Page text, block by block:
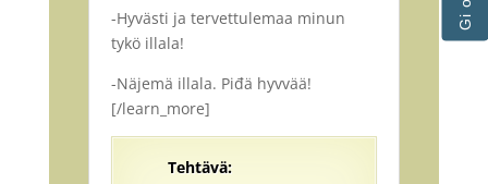
-Hyvästi ja tervettulemaa minun
tykö illala!
-Näjemä illala. Piđä hyvvää!
[/learn_more]
Tehtävä: